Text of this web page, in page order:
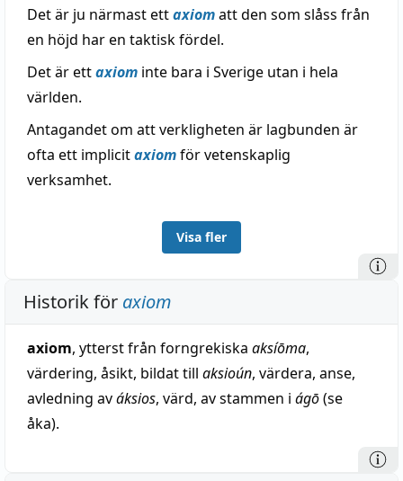
Det är ju närmast ettaxiomatt den som slåss från
en höjd har en taktisk fördel.
Det är ettaxiom inte bara i Sverige utan i hela
världen.
Antagandet om att verkligheten är lagbunden är
ofta ett implicitaxiomför vetenskaplig
verksamhet.
Visa fler
Historik för axiom
axiom, ytterst från forngrekiska aksíōma,
värdering, åsikt, bildat till aksioún, värdera, anse,
avledning aváksios, värd, av stammen i ágō(se
åka).